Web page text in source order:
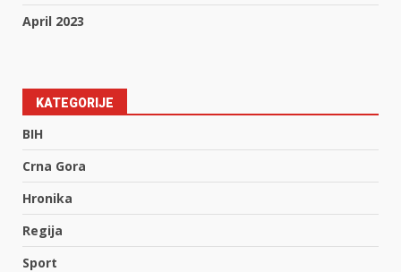
April 2023
KATEGORIJE
BIH
Crna Gora
Hronika
Regija
Sport